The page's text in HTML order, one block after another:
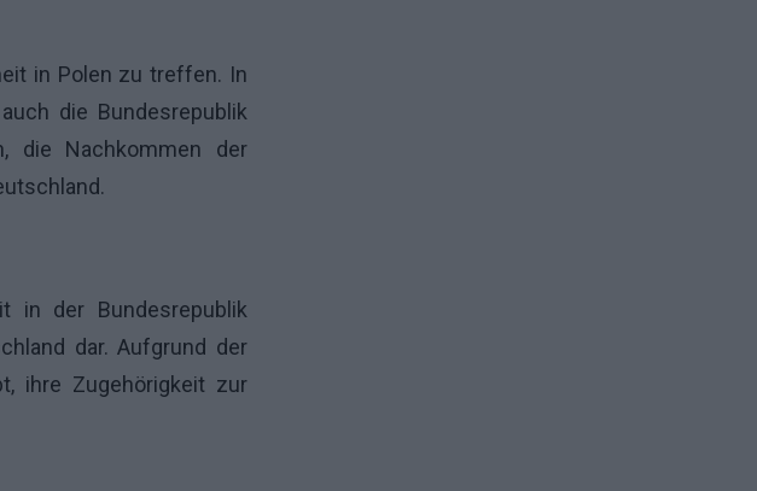
in Polen zu treffen. In
die Bundesrepublik
die Nachkommen der
in der Bundesrepublik
dar. Aufgrund der
ihre Zugehörigkeit zur